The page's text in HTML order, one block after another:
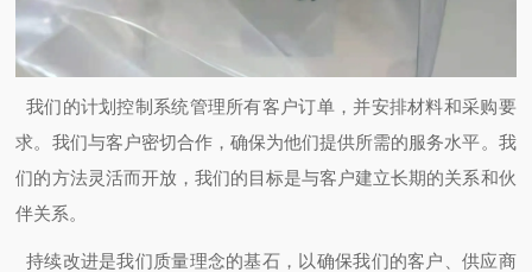
我们的计划控制系统管理所有客户订单，并安排材料和采购要
求。我们与客户密切合作，确保为他们提供所需的服务水平。我
们的方法灵活而开放，我们的目标是与客户建立长期的关系和伙
伴关系。
持续改进是我们质量理念的基石，以确保我们的客户、供应商